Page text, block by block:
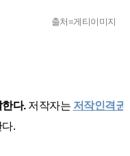
출처=게티이미지
다.저작자는 저작인격권
.